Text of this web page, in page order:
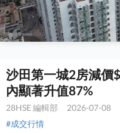
沙田第一城2房減價
內顯著升值87%
28HSE 編輯部 2026-07-08
#成交行情